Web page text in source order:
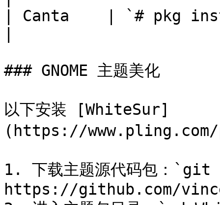
| Canta    | `# pkg
### GNOME 主题美化
以下安装 [WhiteSur]
(https://www.pling.com/
1. 下载主题源代码包：
https://github.com/